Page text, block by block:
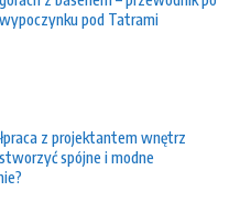
pod Tatrami
z projektantem wnętrz
spójne i modne